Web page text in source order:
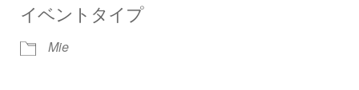
イベントタイプ
Mie